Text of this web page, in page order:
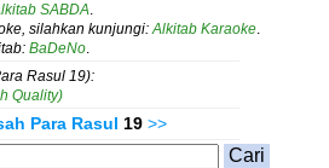
SABDA
silahkan kunjungi: Alkitab Karaoke
BaDeNo
Rasul 19):
Quality)
Para Rasul 19 >>